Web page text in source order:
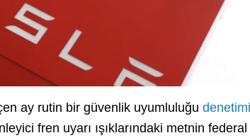
ay rutin bir güvenlik uyumluluğu denetimi
fren uyarı ışıklarındaki metnin